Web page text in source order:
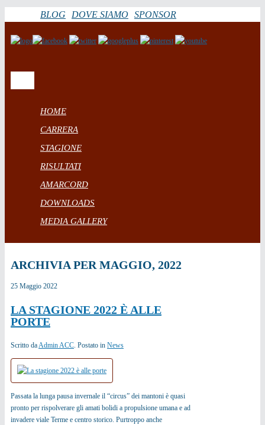
BLOG DOVE SIAMO SPONSOR
HOME
CARRERA
STAGIONE
RISULTATI
AMARCORD
DOWNLOADS
MEDIA GALLERY
ARCHIVIA PER MAGGIO, 2022
25 Maggio 2022
LA STAGIONE 2022 È ALLE
PORTE
Scritto daAdmin ACC. Postato in News
Passata la lunga pausa invernale il “circus” dei mantoni è quasi
pronto per rispolverare gli amati bolidi a propulsione umana e ad
invadere viale Terme e centro storico. Purtroppo anche